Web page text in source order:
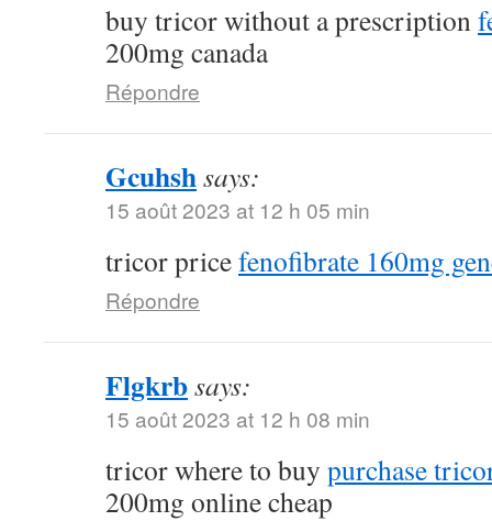
buy tricor without a prescription
200mg canada
Répondre
Gcuhshsays:
15 août 2023 at 12 h 05 min
tricor pricefenofibrate 160mg
Répondre
Flgkrbsays:
15 août 2023 at 12 h 08 min
tricor where to buy purchase
200mg online cheap